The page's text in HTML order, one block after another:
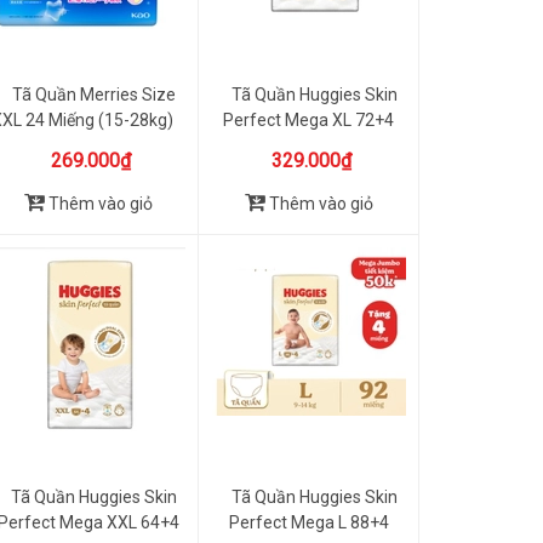
Tã Quần Merries Size
24 Miếng (15-28kg)
269.000₫
Thêm vào giỏ
Tã Quần Huggies Skin
Perfect Mega XL 72+4
329.000₫
Thêm vào giỏ
Tã Quần Huggies Skin
Mega XXL 64+4
Tã Quần Huggies Skin
Perfect Mega L 88+4